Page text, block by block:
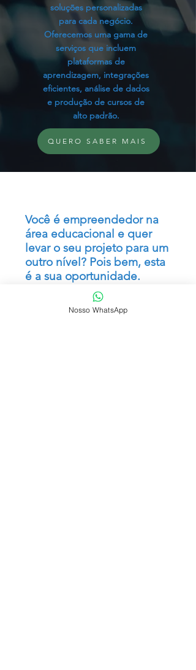
soluções personalizadas
para cada negócio.
Oferecemos uma gama de
serviços que incluem
plataformas de
aprendizagem, integrações
eficientes, análise de dados
e produção de cursos de
alto padrão.
QUERO SABER MAIS
Você é empreendedor na
área educacional e quer
levar o seu projeto para um
outro nível? Pois bem, esta
é a sua oportunidade.
Estamos preparados para
conhecê-lo e saber um
pouco mais sobre a sua
Nosso WhatsApp